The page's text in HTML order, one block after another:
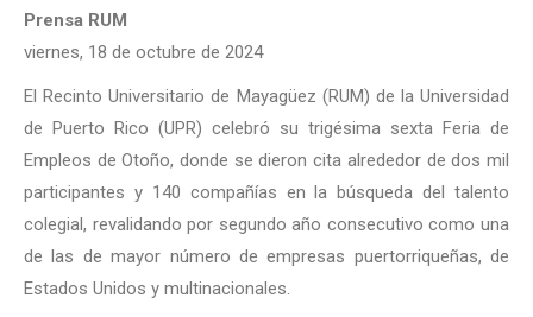
Prensa RUM
viernes, 18 de octubre de 2024
El Recinto Universitario de Mayagüez (RUM) de la Universidad
de Puerto Rico (UPR) celebró su trigésima sexta Feria de
Empleos de Otoño, donde se dieron cita alrededor de dos mil
participantes y 140 compañías en la búsqueda del talento
colegial, revalidando por segundo año consecutivo como una
de las de mayor número de empresas puertorriqueñas, de
Estados Unidos y multinacionales.